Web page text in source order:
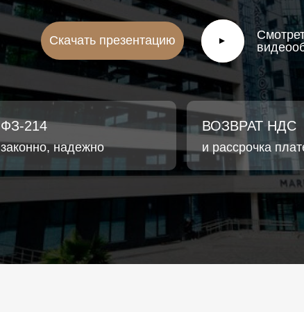
▲
и рассрочка
ВОЗВРАТ НДС
ФЗ-214
законно, надежно
Скачать презентацию